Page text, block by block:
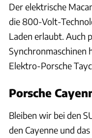
Der elektrische
die 800-Volt-
Laden erlaubt. Auch
Synchronmaschinen
Elektro-Porsche
Porsche
Bleiben wir bei den
den Cayenne und